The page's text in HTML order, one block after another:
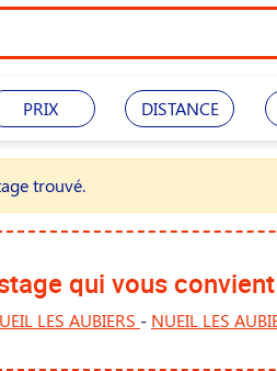
PRIX DISTANCE
trouvé.
qui vous
LES AUBIERS - NUEIL LES